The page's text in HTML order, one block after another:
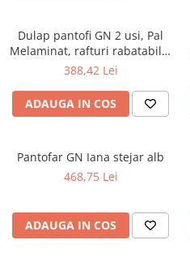
Mobila hol
Suporturi si rafturi pantofi
Portmantouri
Pantofare
Seturi mobilier hol
Suport pentru umerase
Mobilier gradinita
Mese gradinita
Dulap pantofi GN 2 usi, Pal
Melaminat, rafturi rabatabile,
stejar alb
388,42 Lei
ADAUGA IN COS
Pantofar GN Iana stejar alb
468,75 Lei
ADAUGA IN COS